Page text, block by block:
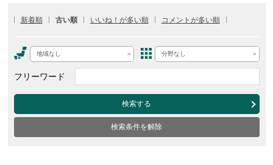
新着順 古い順 いいね！が多い順 コメントが多い順
地域なし 分野なし
フリーワード
検索する
検索条件を解除